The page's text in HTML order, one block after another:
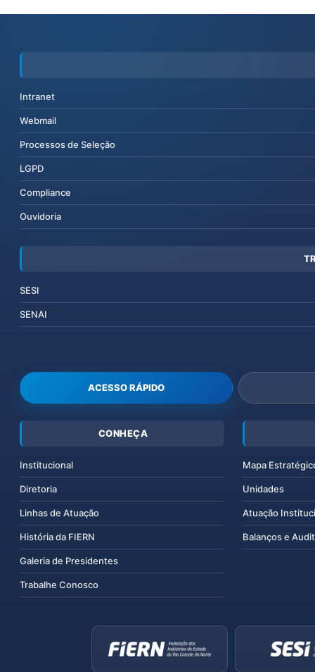
Intranet
Webmail
Processos de Seleção
LGPD
Compliance
Ouvidoria
SESI
SENAI
ACESSO RÁPIDO
CONHEÇA
Institucional
Diretoria
Linhas de Atuação
História da FIERN
Galeria de Presidentes
Trabalhe Conosco
Mapa
Unidades
Atuação
Balanços e